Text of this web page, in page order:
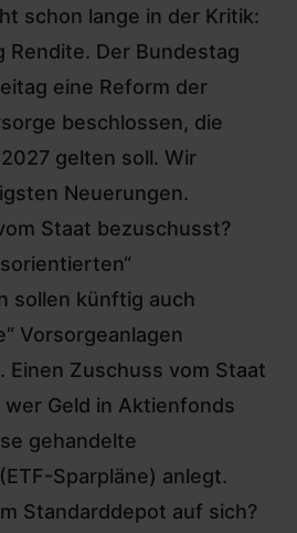
schon lange in der Kritik:
Rendite. Der Bundestag
eine Reform der
beschlossen, die
gelten soll. Wir
Neuerungen.
Staat bezuschusst?
sollen künftig auch
Vorsorgeanlagen
Zuschuss vom Staat
Geld in Aktienfonds
gehandelte
Sparpläne) anlegt.
Standarddepot auf sich?